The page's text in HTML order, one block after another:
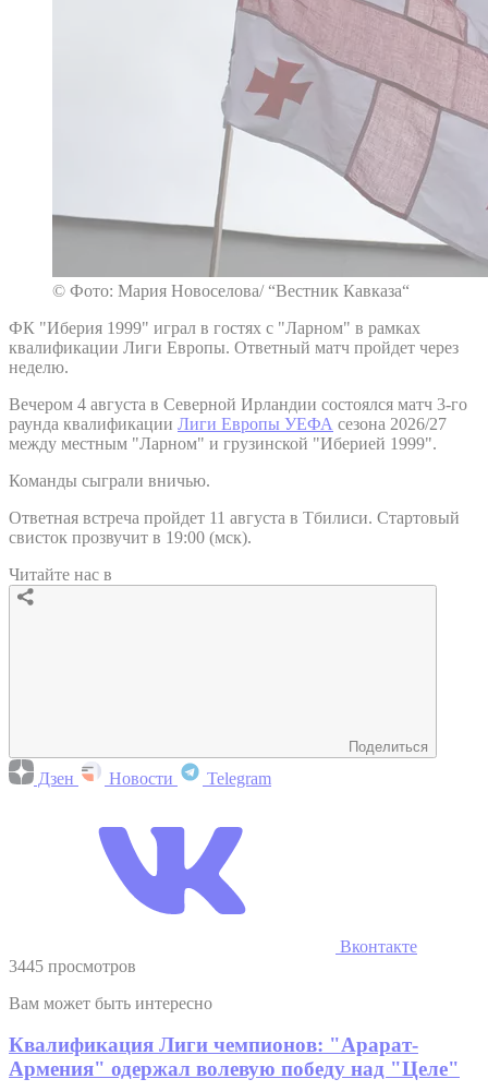
© Фото: Мария Новоселова/ “Вестник Кавказа“
ФК "Иберия 1999" играл в гостях с "Ларном" в рамках
квалификации Лиги Европы. Ответный матч пройдет через
неделю.
Вечером 4 августа в Северной Ирландии состоялся матч 3-го
раунда квалификации Лиги Европы УЕФА сезона 2026/27
между местным "Ларном" и грузинской "Иберией 1999".
Команды сыграли вничью.
Ответная встреча пройдет 11 августа в Тбилиси. Стартовый
свисток прозвучит в 19:00 (мск).
Читайте нас в
Поделиться
Дзен Новости Telegram
Вконтакте
3445 просмотров
Вам может быть интересно
Квалификация Лиги чемпионов: "Арарат-
Армения" одержал волевую победу над "Целе"